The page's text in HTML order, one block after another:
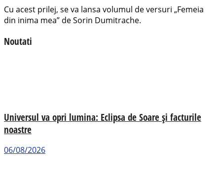
Cu acest prilej, se va lansa volumul de versuri „Femeia
din inima mea” de Sorin Dumitrache.
Noutati
Universul va opri lumina: Eclipsa de Soare și facturile
noastre
06/08/2026